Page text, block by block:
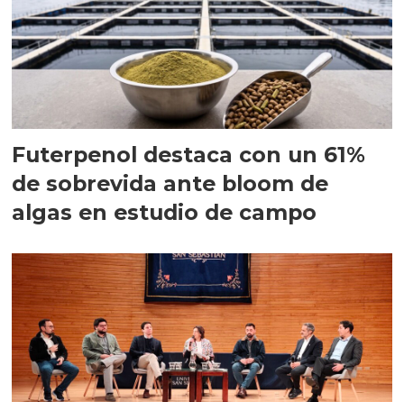
Futerpenol destaca con un 61%
de sobrevida ante bloom de
algas en estudio de campo